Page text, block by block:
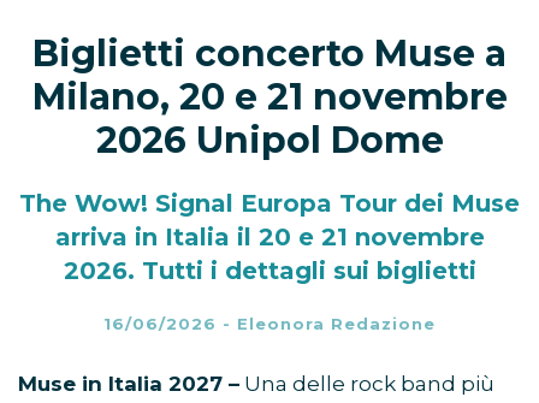
Biglietti concerto Muse a
Milano, 20 e 21 novembre
2026 Unipol Dome
The Wow! Signal Europa Tour dei Muse
arriva in Italia il 20 e 21 novembre
2026. Tutti i dettagli sui biglietti
16/06/2026 - Eleonora Redazione
Muse in Italia 2027 – Una delle rock band più